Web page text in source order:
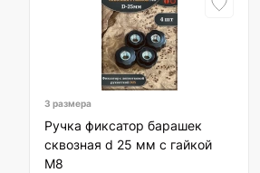
3 размера
Ручка фиксатор барашек
сквозная d 25 мм с гайкой
М8